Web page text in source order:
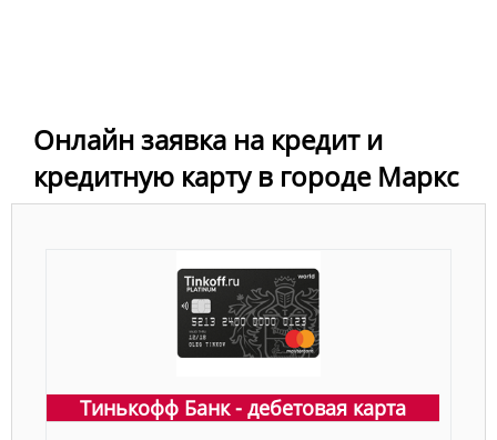
Онлайн заявка на кредит и
кредитную карту в городе Маркс
Тинькофф Банк - дебетовая карта